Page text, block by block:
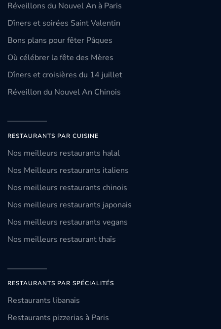
Réveillons du Nouvel An à Paris
Dîners et soirées Saint Valentin
Bons plans pour fêter Pâques
Où célébrer la fête des Mères
Dîners et croisières du 14 juillet
Réveillon du Nouvel An Chinois
RESTAURANTS PAR CUISINE
Nos meilleurs restaurants halal
Nos Meilleurs restaurants italiens
Nos meilleurs restaurants chinois
Nos meilleurs restaurants japonais
Nos meilleurs restaurants vegans
Nos meilleurs restaurant thaïs
RESTAURANTS PAR SPÉCIALITÉS
Restaurants libanais
Restaurants pizzerias à Paris